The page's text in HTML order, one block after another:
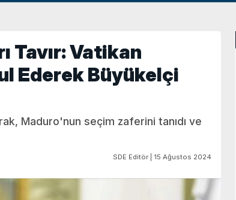
Tavır: Vatikan
Ederek Büyükelçi
Maduro'nun seçim zaferini tanıdı ve
SDE Editör | 15 Ağustos 2024